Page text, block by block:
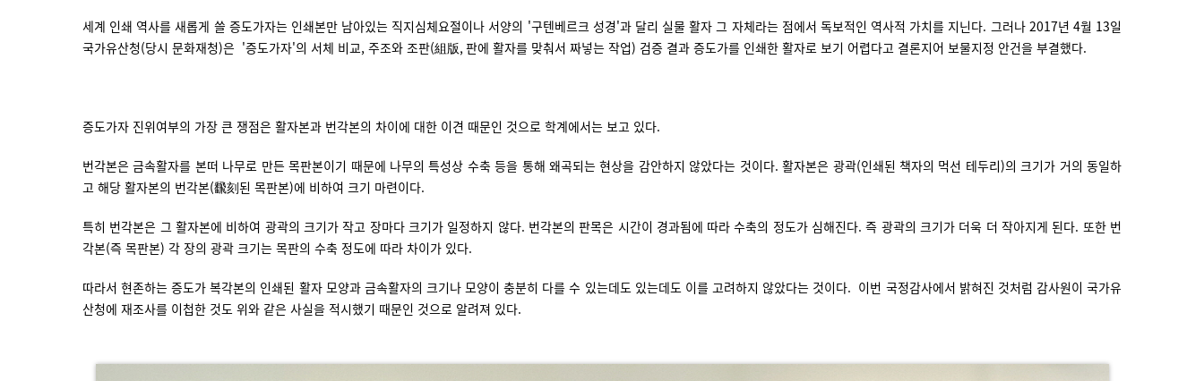
세계 인쇄 역사를 새롭게 쓸 증도가자는 인쇄본만 남아있는 직지심체요절이나 서양의 '구텐베르크 성경'과 달리 실물 활자 그 자체라는 점에서 독보적인 역사적 가치를 지닌다. 그러나 2017년 4월 13일
국가유산청(당시 문화재청)은 '증도가자'의 서체 비교, 주조와 조판(組版, 판에 활자를 맞춰서 짜넣는 작업) 검증 결과 증도가를 인쇄한 활자로 보기 어렵다고 결론지어 보물지정 안건을 부결했다.
증도가자 진위여부의 가장 큰 쟁점은 활자본과 번각본의 차이에 대한 이견 때문인 것으로 학계에서는 보고 있다.
번각본은 금속활자를 본떠 나무로 만든 목판본이기 때문에 나무의 특성상 수축 등을 통해 왜곡되는 현상을 감안하지 않았다는 것이다. 활자본은 광곽(인쇄된 책자의 먹선 테두리)의 크기가 거의 동일하
고 해당 활자본의 번각본(飜刻된 목판본)에 비하여 크기 마련이다.
특히 번각본은 그 활자본에 비하여 광곽의 크기가 작고 장마다 크기가 일정하지 않다. 번각본의 판목은 시간이 경과됨에 따라 수축의 정도가 심해진다. 즉 광곽의 크기가 더욱 더 작아지게 된다. 또한 번
각본(즉 목판본) 각 장의 광곽 크기는 목판의 수축 정도에 따라 차이가 있다.
따라서 현존하는 증도가 복각본의 인쇄된 활자 모양과 금속활자의 크기나 모양이 충분히 다를 수 있는데도 있는데도 이를 고려하지 않았다는 것이다. 이번 국정감사에서 밝혀진 것처럼 감사원이 국가유
산청에 재조사를 이첩한 것도 위와 같은 사실을 적시했기 때문인 것으로 알려져 있다.